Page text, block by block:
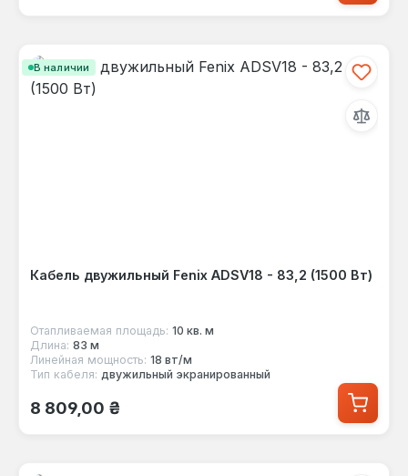
В наличии
Кабель двужильный Fenix ADSV18 - 83,2 (1500 Вт)
Отапливаемая площадь: 10 кв. м
Длина: 83 м
Линейная мощность: 18 вт/м
Тип кабеля: двужильный экранированный
Обычная цена:
8 809,00 ₴